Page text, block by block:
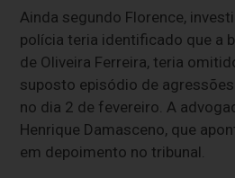
Ainda segundo Florence,
polícia teria identificado que a
de Oliveira Ferreira, teria
suposto episódio de
no dia 2 de fevereiro. A
Henrique Damasceno, que
em depoimento no tribunal.